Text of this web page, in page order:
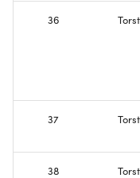
TCP, UDP ja verkon
Konfiguroi OSPF
Verkon konfiguraation
36
37
38